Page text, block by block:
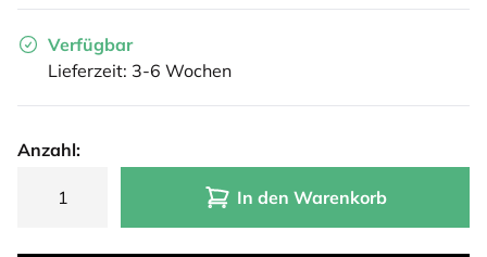
Verfügbar
Lieferzeit: 3-6 Wochen
Anzahl:
In den Warenkorb